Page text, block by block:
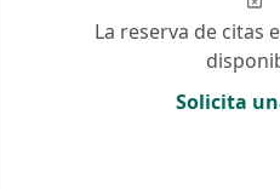
La reserva de citas
Solicita